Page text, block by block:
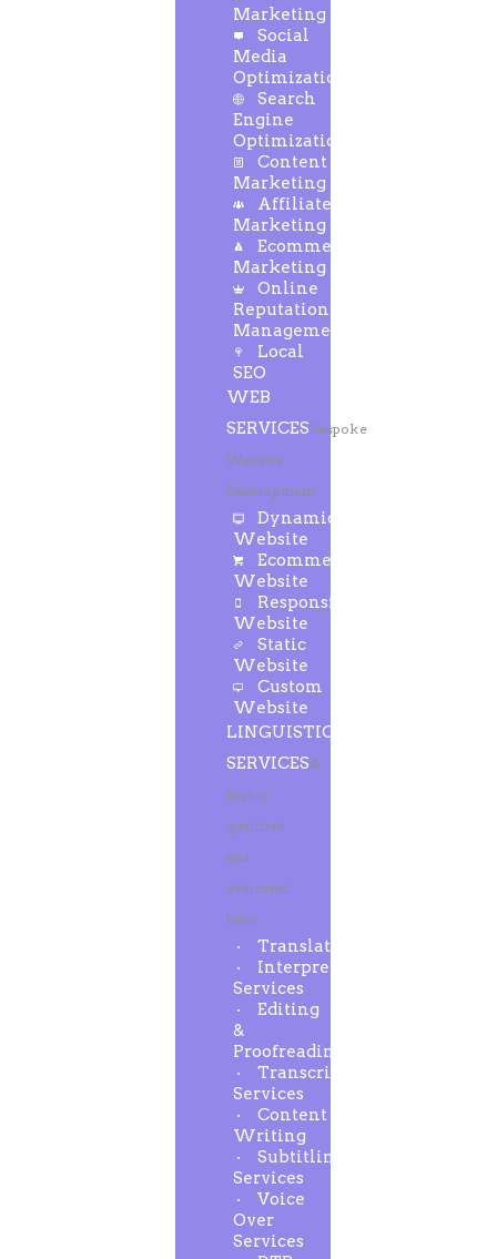
Marketing
Social
Media
Optimization
Search
Engine
Optimization
Content
Marketing
Affiliate
Marketing
Ecommerce
Marketing
Online
Reputation
Management
Local
SEO
WEB
SERVICESBespoke
Website
Development
Dynamic
Website
Ecommerce
Website
Responsive
Website
Static
Website
Custom
Website
LINGUISTIC
SERVICESA
highly
qualified
and
dedicated
team
Translation
Interpreting
Services
Editing
&
Proofreading
Transcription
Services
Content
Writing
Subtitling
Services
Voice
Over
Services